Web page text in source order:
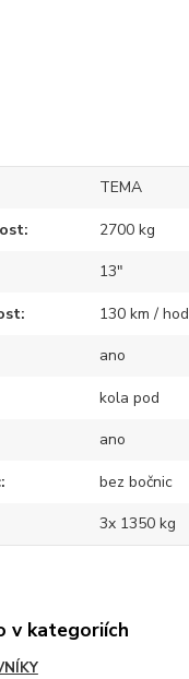
TEMA
2700 kg
13"
130 km / hod
ano
kola pod
ano
bez bočnic
3x 1350 kg
v kategoriích